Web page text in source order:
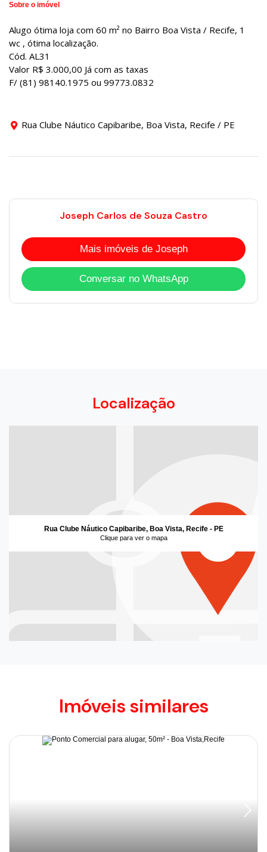
Sobre o imóvel
Alugo ótima loja com 60 m² no Bairro Boa Vista / Recife, 1
wc , ótima localização.
Cód. AL31
Valor R$ 3.000,00 Já com as taxas
F/ (81) 98140.1975 ou 99773.0832
Rua Clube Náutico Capibaribe, Boa Vista, Recife / PE
Joseph Carlos de Souza Castro
Mais imóveis de Joseph
Conversar no WhatsApp
Localização
Rua Clube Náutico Capibaribe, Boa Vista, Recife - PE
Clique para ver o mapa
Imóveis similares